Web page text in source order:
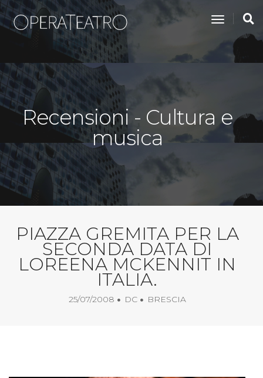
toggle
Recensioni - Cultura e
musica
PIAZZA GREMITA PER LA
SECONDA DATA DI
LOREENA MCKENNIT IN
ITALIA.
25/07/2008 DC BRESCIA